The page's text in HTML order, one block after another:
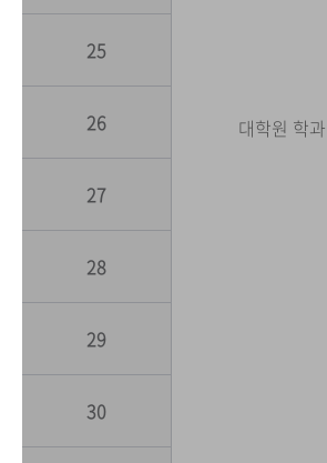
대학원 학과
25
26
27
28
29
30